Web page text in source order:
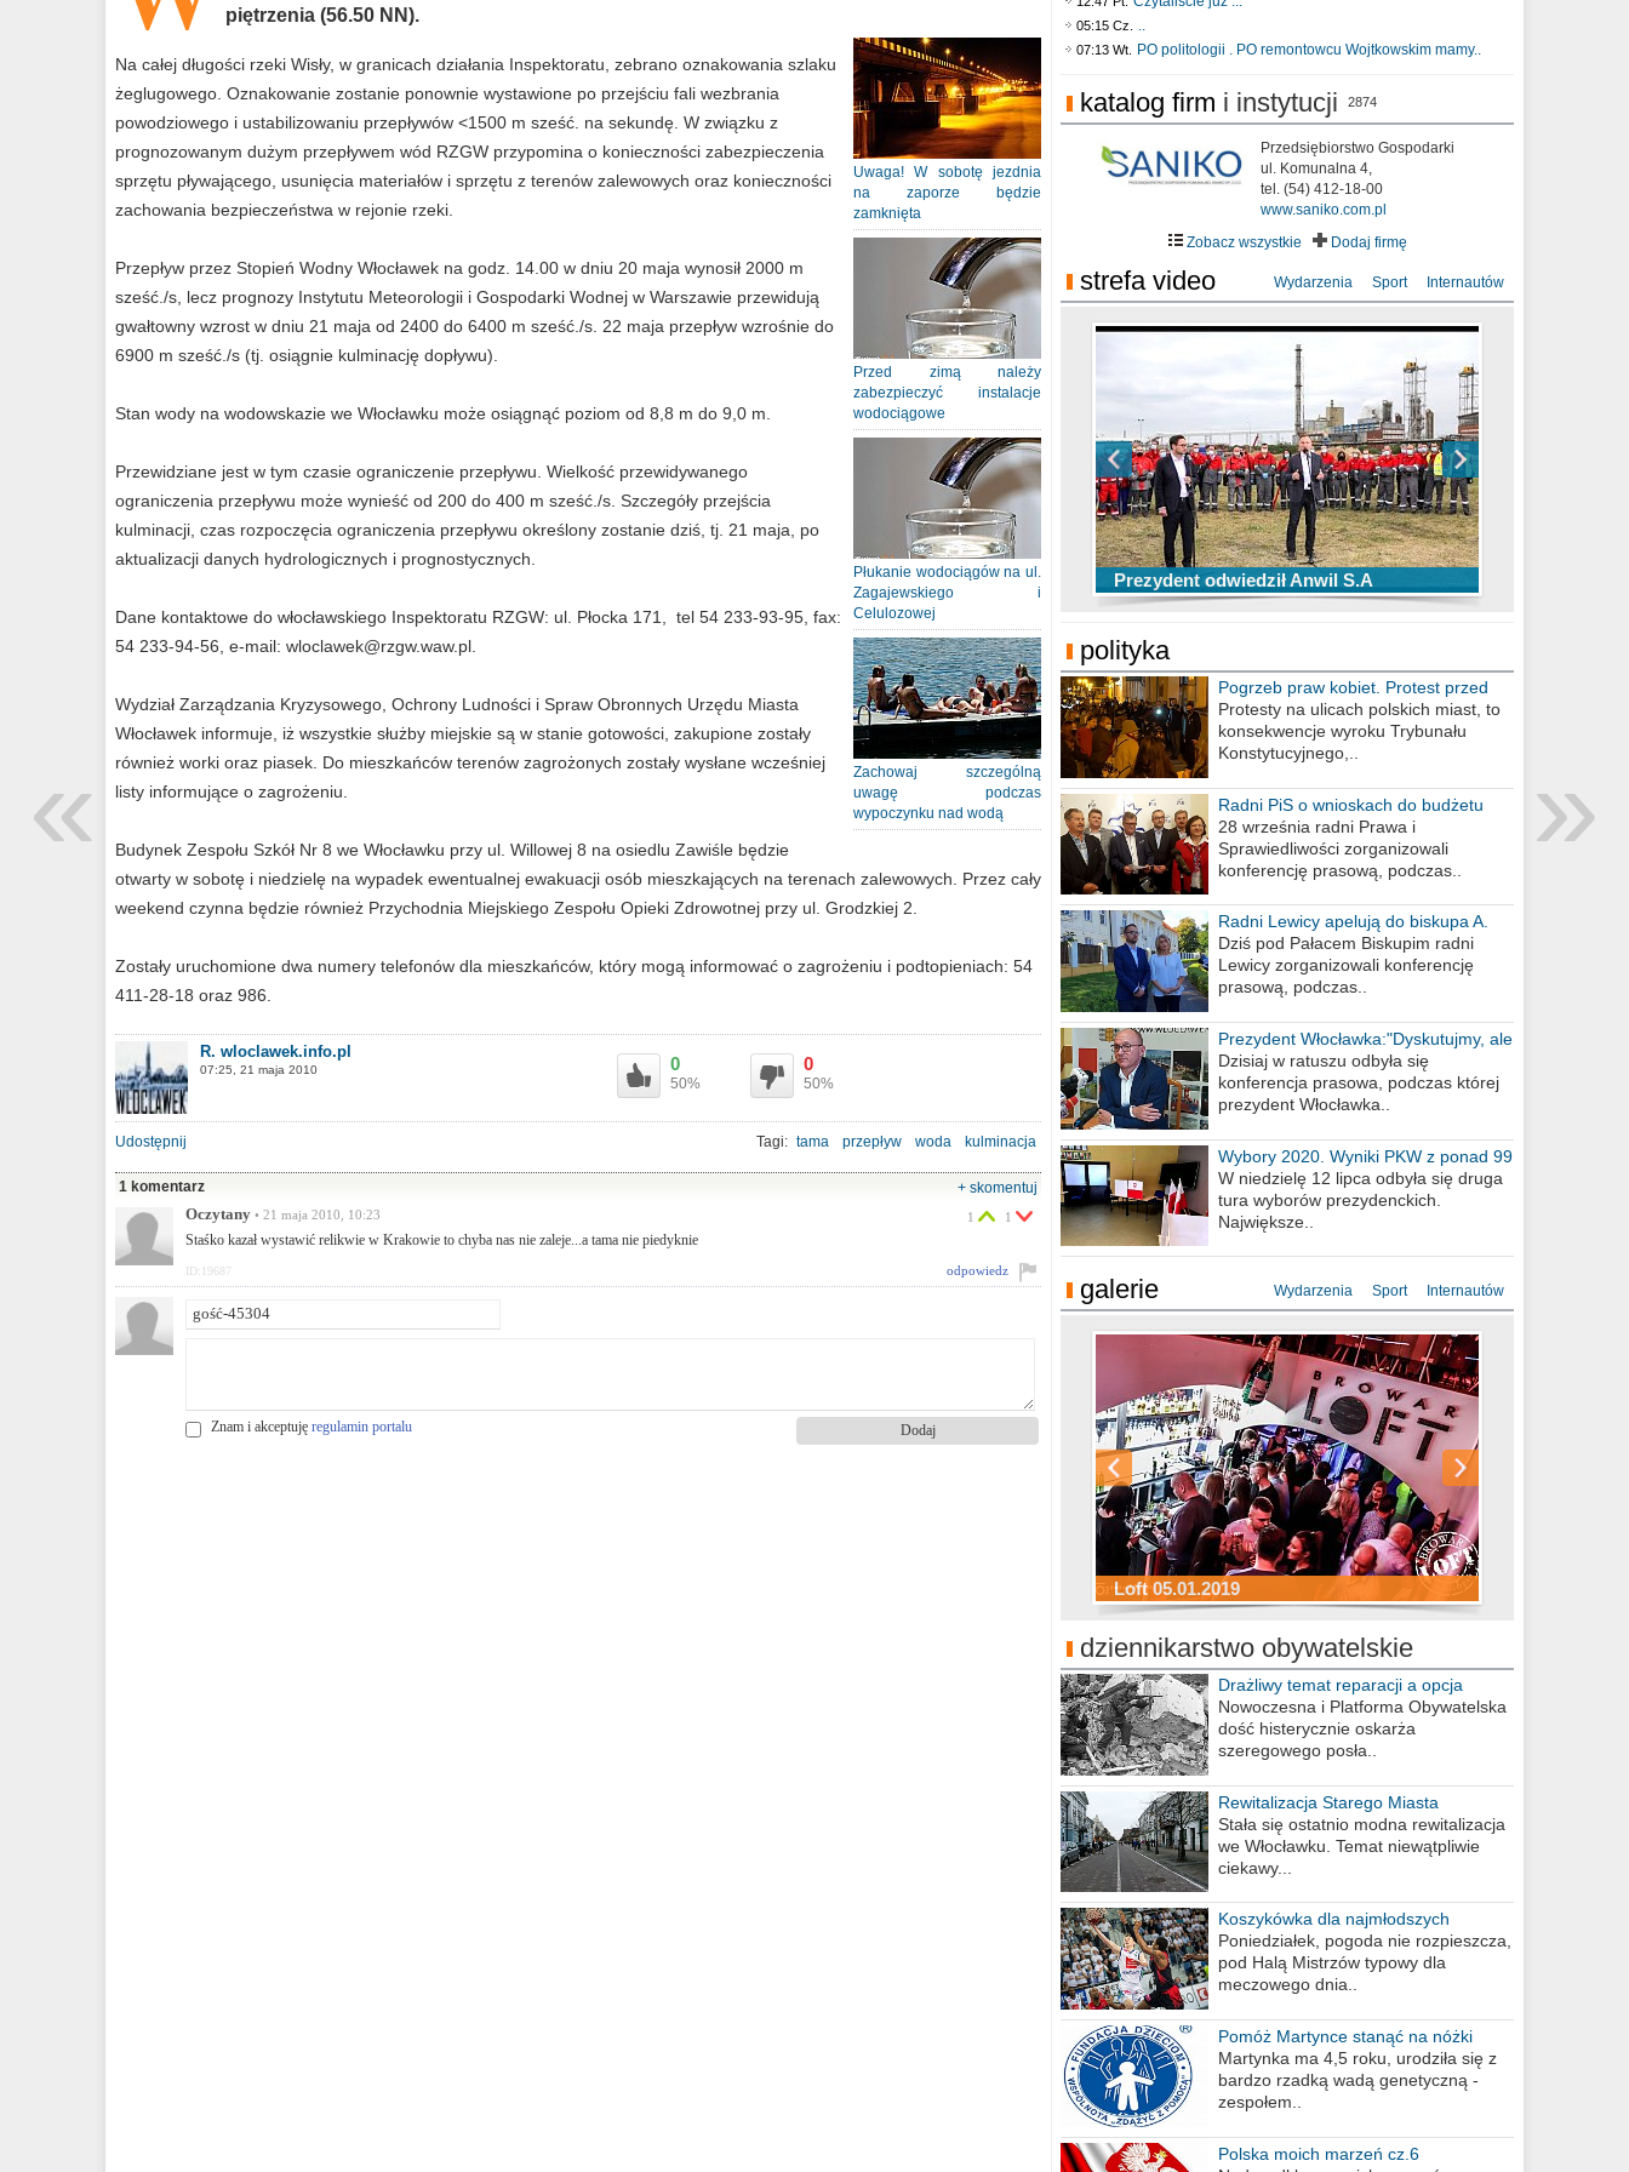
piętrzenia (56.50 NN).
Uwaga! W sobotę jezdnia
na zaporze będzie
zamknięta
Przed zimą należy
zabezpieczyć instalacje
wodociągowe
Płukanie wodociągów na ul.
Zagajewskiego i
Celulozowej
Zachowaj szczególną
uwagę podczas
wypoczynku nad wodą
Na całej długości rzeki Wisły, w granicach działania Inspektoratu, zebrano oznakowania szlaku
żeglugowego. Oznakowanie zostanie ponownie wystawione po przejściu fali wezbrania
powodziowego i ustabilizowaniu przepływów <1500 m sześć. na sekundę. W związku z
prognozowanym dużym przepływem wód RZGW przypomina o konieczności zabezpieczenia
sprzętu pływającego, usunięcia materiałów i sprzętu z terenów zalewowych oraz konieczności
zachowania bezpieczeństwa w rejonie rzeki.
Przepływ przez Stopień Wodny Włocławek na godz. 14.00 w dniu 20 maja wynosił 2000 m
sześć./s, lecz prognozy Instytutu Meteorologii i Gospodarki Wodnej w Warszawie przewidują
gwałtowny wzrost w dniu 21 maja od 2400 do 6400 m sześć./s. 22 maja przepływ wzrośnie do
6900 m sześć./s (tj. osiągnie kulminację dopływu).
Stan wody na wodowskazie we Włocławku może osiągnąć poziom od 8,8 m do 9,0 m.
Przewidziane jest w tym czasie ograniczenie przepływu. Wielkość przewidywanego
ograniczenia przepływu może wynieść od 200 do 400 m sześć./s. Szczegóły przejścia
kulminacji, czas rozpoczęcia ograniczenia przepływu określony zostanie dziś, tj. 21 maja, po
aktualizacji danych hydrologicznych i prognostycznych.
Dane kontaktowe do włocławskiego Inspektoratu RZGW: ul. Płocka 171, tel 54 233-93-95, fax:
54 233-94-56, e-mail: wloclawek@rzgw.waw.pl
Wydział Zarządzania Kryzysowego, Ochrony Ludności i Spraw Obronnych Urzędu Miasta
Włocławek informuje, iż wszystkie służby miejskie są w stanie gotowości, zakupione zostały
również worki oraz piasek. Do mieszkańców terenów zagrożonych zostały wysłane wcześniej
listy informujące o zagrożeniu.
Budynek Zespołu Szkół Nr 8 we Włocławku przy ul. Willowej 8 na osiedlu Zawiśle będzie
otwarty w sobotę i niedzielę na wypadek ewentualnej ewakuacji osób mieszkających na terenach zalewowych. Przez cały
weekend czynna będzie również Przychodnia Miejskiego Zespołu Opieki Zdrowotnej przy ul. Grodzkiej 2.
Zostały uruchomione dwa numery telefonów dla mieszkańców, który mogą informować o zagrożeniu i podtopieniach: 54
411-28-18 oraz 986.
R. wloclawek.info.pl
07:25, 21 maja 2010 0
50%
0
50%
Udostępnij Tagi: tama przepływ woda kulminacja
1 komentarz
+ skomentuj
Oczytany • 21 maja 2010, 10:23
Staśko kazał wystawić relikwie w Krakowie to chyba nas nie zaleje...a tama nie piedyknie
1 1
odpowiedz
ID:19687
Znam i akceptuję regulamin portalu
05:15 Cz. ..
07:13 Wt. PO politologii . PO remontowcu Wojtkowskim mamy..
katalog firm i instytucji 2874
Przedsiębiorstwo Gospodarki
ul. Komunalna 4,
tel. (54) 412-18-00
www.saniko.com.pl
Zobacz wszystkie
Dodaj firmę
strefa video Wydarzenia Sport Internautów
Prezydent odwiedził Anwil S.A
TOP 10 przechwytów Anwilu Włocławek
w EBL w sezonie 2019/2020
TOP 5 rzutów Anwilu Włocławek w BCL
w sezonie 2019/2020
Ni To Ponk - W oczach mamy strach
sixf33t .Last Year DRONE FOOTAGE
Włocławek
XXIII Sesja Rady Miasta Włocławek VIII
kadencji w dniu 09.06.2020 r.
polityka
Pogrzeb praw kobiet. Protest przed
biurem poselskim PiS
Protesty na ulicach polskich miast, to
konsekwencje wyroku Trybunału
Konstytucyjnego,..
Radni PiS o wnioskach do budżetu
miasta na 2021 rok
28 września radni Prawa i
Sprawiedliwości zorganizowali
konferencję prasową, podczas..
Radni Lewicy apelują do biskupa A.
Wiesława Meringa
Dziś pod Pałacem Biskupim radni
Lewicy zorganizowali konferencję
prasową, podczas..
Prezydent Włocławka:"Dyskutujmy, ale
nie obrażajmy się”
Dzisiaj w ratuszu odbyła się
konferencja prasowa, podczas której
prezydent Włocławka..
Wybory 2020. Wyniki PKW z ponad 99
procent obwodów
W niedzielę 12 lipca odbyła się druga
tura wyborów prezydenckich.
Największe..
galerie Wydarzenia Sport Internautów
Loft 05.01.2019
Sylwester Podgrodzie 31.12.2018
Sylwester Pensjonat Michelin 31.12.2018
Sylwester Hotel Młyn 31.12.2018
Sylwester Miejski 31.12.2018
Sylwester Loft 31.12.2018
dziennikarstwo obywatelskie
Drażliwy temat reparacji a opcja
berlińska
Nowoczesna i Platforma Obywatelska
dość histerycznie oskarża
szeregowego posła..
Rewitalizacja Starego Miasta
Stała się ostatnio modna rewitalizacja
we Włocławku. Temat niewątpliwie
ciekawy...
Koszykówka dla najmłodszych
Poniedziałek, pogoda nie rozpieszcza,
pod Halą Mistrzów typowy dla
meczowego dnia..
Pomóż Martynce stanąć na nóżki
Martynka ma 4,5 roku, urodziła się z
bardzo rzadką wadą genetyczną -
zespołem..
Polska moich marzeń cz.6
»
«